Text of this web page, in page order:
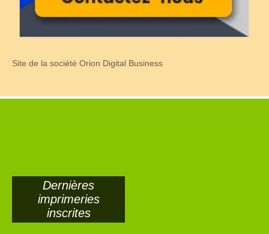
Site de la société Orion Digital Business
Dernières
imprimeries
inscrites